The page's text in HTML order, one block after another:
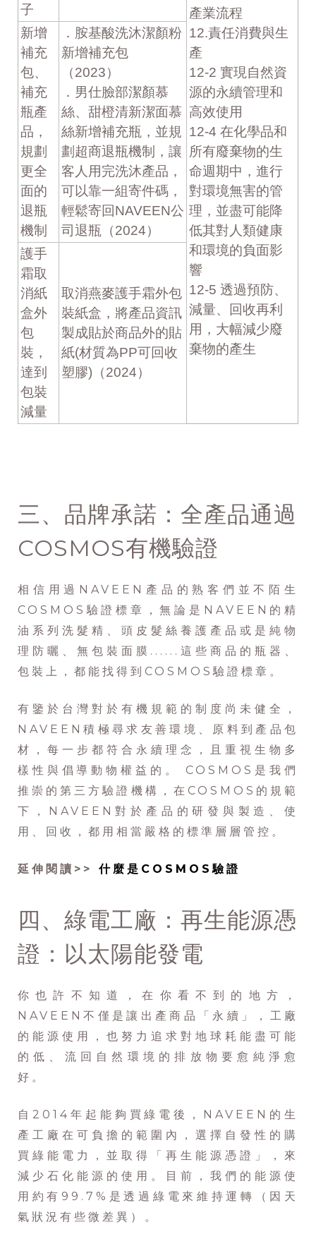
子
產業流程
12.責任消費與生
產
12-2 實現自然資
源的永續管理和
高效使用
12-4 在化學品和
所有廢棄物的生
命週期中，進行
對環境無害的管
理，並盡可能降
低其對人類健康
和環境的負面影
響
12-5 透過預防、
減量、回收再利
用，大幅減少廢
棄物的產生
新增
補充
包、
補充
瓶產
品，
規劃
更全
面的
退瓶
機制
．胺基酸洗沐潔顏粉
新增補充包
（2023）
．男仕臉部潔顏慕
絲、甜橙清新潔面慕
絲新增補充瓶，並規
劃超商退瓶機制，讓
客人用完洗沐產品，
可以靠一組寄件碼，
輕鬆寄回NAVEEN公
司退瓶（2024）
護手
霜取
消紙
盒外
包
裝，
達到
包裝
減量
取消燕麥護手霜外包
裝紙盒，將產品資訊
製成貼於商品外的貼
紙(材質為PP可回收
塑膠)（2024）
三、品牌承諾：全產品通過
COSMOS有機驗證
相信用過NAVEEN產品的熟客們並不陌生
COSMOS驗證標章，無論是NAVEEN的精
油系列洗髮精、頭皮髮絲養護產品或是純物
理防曬、無包裝面膜......這些商品的瓶器、
包裝上，都能找得到COSMOS驗證標章。
有鑒於台灣對於有機規範的制度尚未健全，
NAVEEN積極尋求友善環境、原料到產品包
材，每一步都符合永續理念，且重視生物多
樣性與倡導動物權益的。 COSMOS是我們
推崇的第三方驗證機構，在COSMOS的規範
下，NAVEEN對於產品的研發與製造、使
用、回收，都用相當嚴格的標準層層管控。
延伸閱讀>> 什麼是COSMOS驗證
四、綠電工廠：再生能源憑
證：以太陽能發電
你也許不知道，在你看不到的地方，
NAVEEN不僅是讓出產商品「永續」，工廠
的能源使用，也努力追求對地球耗能盡可能
的低、流回自然環境的排放物要愈純淨愈
好。
自2014年起能夠買綠電後，NAVEEN的生
產工廠在可負擔的範圍內，選擇自發性的購
買綠能電力，並取得「再生能源憑證」，來
減少石化能源的使用。目前，我們的能源使
用約有99.7%是透過綠電來維持運轉（因天
氣狀況有些微差異）。